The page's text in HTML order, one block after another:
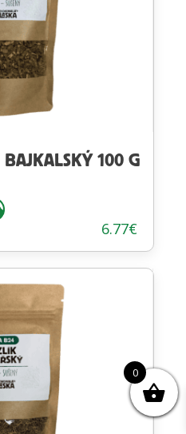
BAJKALSKÝ 100 G
6.77€
0